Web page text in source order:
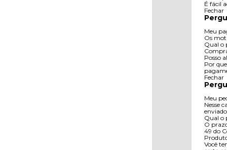
É fácil
Fechar
Meu
Os
Qual o
Posso
Por
Fechar
Meu
Nesse
Qual o
O
49 do
Você